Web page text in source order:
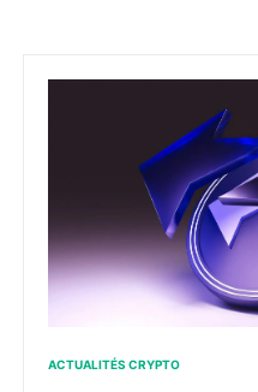
Airdrop ZkSync –
ACTUALITÉS CRYPTO